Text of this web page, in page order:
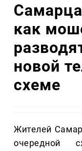
как
новой
схеме
Жителей
очередной